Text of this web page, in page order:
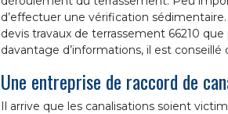
d’effectuer une vérification
devis travaux de terrassement 66210
davantage d’informations, il est
Une entreprise de raccord de
Il arrive que les canalisations soient